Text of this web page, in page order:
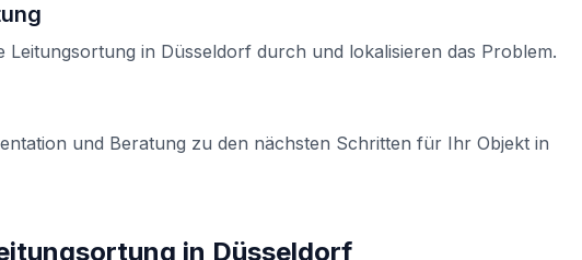
Leitungsortung in Düsseldorf durch und lokalisieren das Problem.
und Beratung zu den nächsten Schritten für Ihr Objekt in
in Düsseldorf